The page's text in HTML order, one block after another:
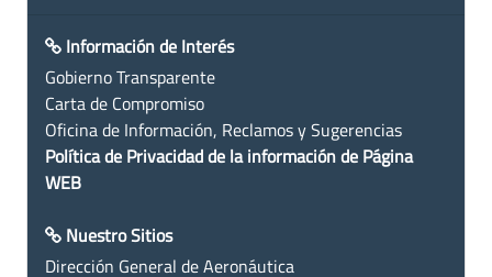
Información de Interés
Gobierno Transparente
Carta de Compromiso
Oficina de Información, Reclamos y Sugerencias
Política de Privacidad de la información de Página
WEB
Nuestro Sitios
Dirección General de Aeronáutica